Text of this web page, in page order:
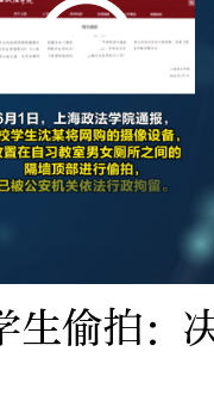
生偷拍：